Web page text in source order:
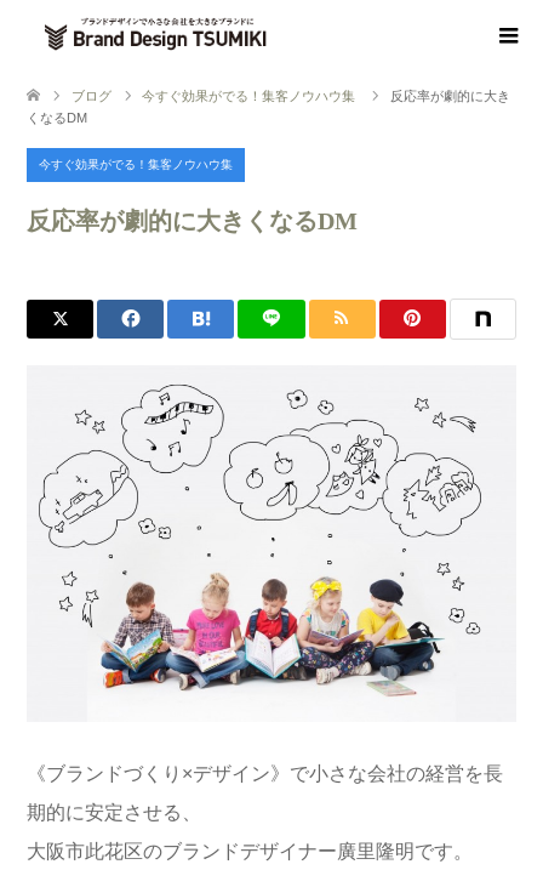
ブログ 今すぐ効果がでる！集客ノウハウ集
反応率が劇的に大き
くなるDM
今すぐ効果がでる！集客ノウハウ集
反応率が劇的に大きくなるDM
《ブランドづくり×デザイン》で小さな会社の経営を長
期的に安定させる、
大阪市此花区のブランドデザイナー廣里隆明です。